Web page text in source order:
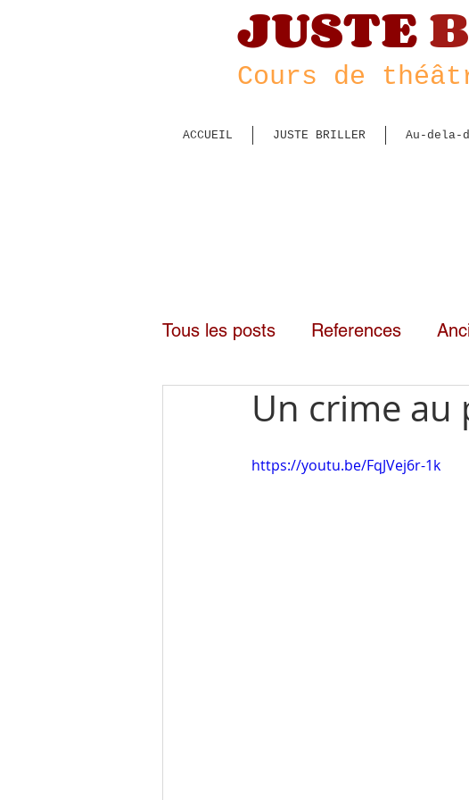
JUSTE
Cours de
ACCUEIL JUSTE BRILLER Au-dela-
Tous les posts References
Un crime au
https://youtu.be/FqJVej6r-1k